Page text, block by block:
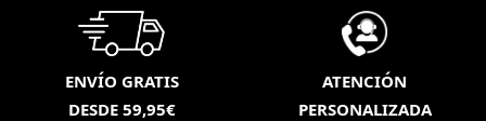
ENVÍO GRATIS
DESDE 59,95€
ATENCIÓN
PERSONALIZADA